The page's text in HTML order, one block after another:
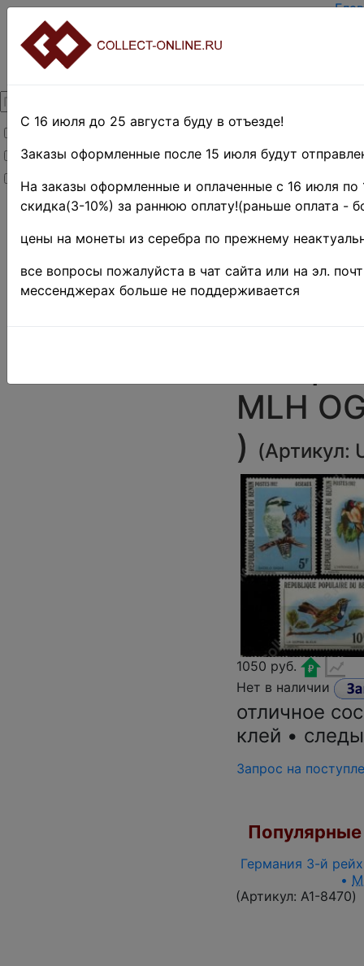
Товары со скидкой
Товары в наличии
Новинки
Главная»
»Африка
»
Бенин
MLH
) (Артикул:
1050 руб.
Нет в наличии
отличное
клей •
Запрос на
Германия 3-й
•
(Артикул: A1-8470)
С 16 июля до 25 августа буду в отъезде!
Заказы оформленные после 15 июля будут
На заказы оформленные и оплаченные с 16 июля по
скидка(3-10%) за раннюю оплату!(раньше оплата -
цены на монеты из серебра по прежнему
все вопросы пожалуйста в чат сайта или на эл.
мессенджерах больше не поддерживается